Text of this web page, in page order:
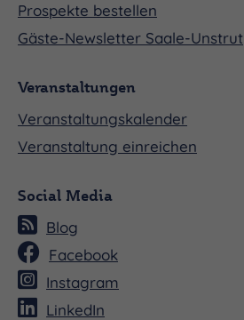
Prospekte bestellen
Gäste-Newsletter Saale-Unstrut
Veranstaltungen
Veranstaltungskalender
Veranstaltung einreichen
Social Media
Blog
Facebook
Instagram
LinkedIn